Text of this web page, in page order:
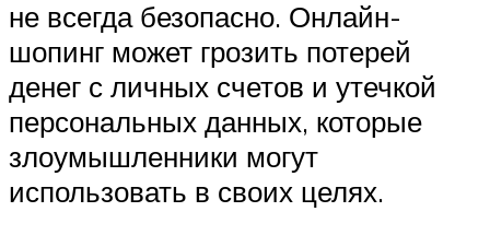
не всегда безопасно. Онлайн-
шопинг может грозить потерей
денег с личных счетов и утечкой
персональных данных, которые
злоумышленники могут
использовать в своих целях.